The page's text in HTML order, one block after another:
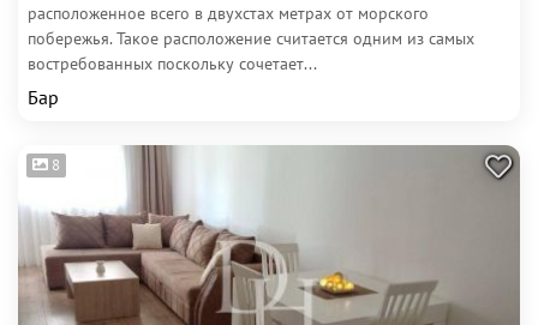
расположенное всего в двухстах метрах от морского
побережья. Такое расположение считается одним из самых
востребованных поскольку сочетает...
Бар
8